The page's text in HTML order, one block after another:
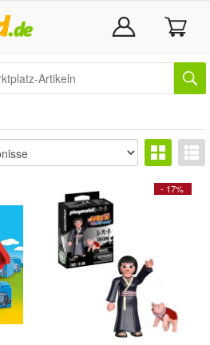
- 17%